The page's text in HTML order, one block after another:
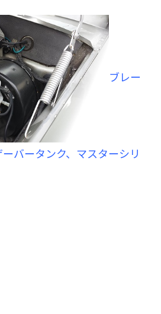
ブレー
バータンク、マスターシリ